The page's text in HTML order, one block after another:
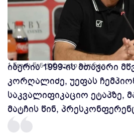
1 წლის წინ ქართული სპორტი
იბერია 1999-ის მთავარი
კორღალიძე, უეფას
საკვალიფიკაციო ეტაპზე,
მატჩის წინ,